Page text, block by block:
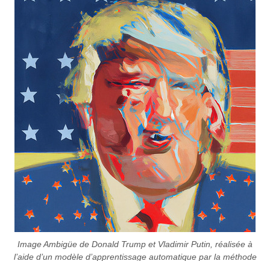
Image Ambigüe de Donald Trump et Vladimir Putin, réalisée à
l’aide d’un modèle d’apprentissage automatique par la méthode